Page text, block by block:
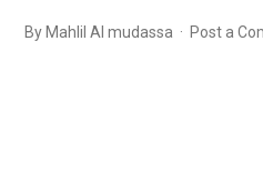
By Mahlil Al mudassa Post a